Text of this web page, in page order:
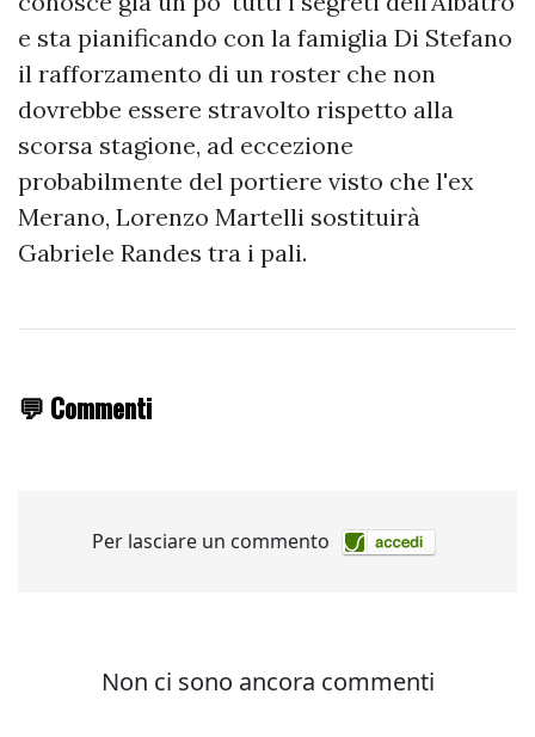
e sta pianificando con la famiglia Di Stefano
il rafforzamento di un roster che non
dovrebbe essere stravolto rispetto alla
scorsa stagione, ad eccezione
probabilmente del portiere visto che l'ex
Merano, Lorenzo Martelli sostituirà
Gabriele Randes tra i pali.
💬 Commenti